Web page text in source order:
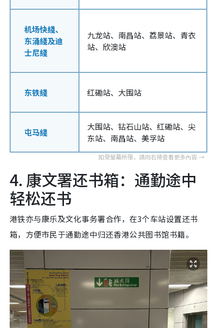
机场快綫、
东涌綫及迪
士尼綫
九龙站、南昌站、荔景站、青衣
站、欣澳站
东铁綫 红磡站、大围站
屯马綫
大围站、钻石山站、红磡站、尖
东站、南昌站、美孚站
4. 康文署还书箱：通勤途中
轻松还书
港铁亦与康乐及文化事务署合作，在3个车站设置还书
箱，方便市民于通勤途中归还香港公共图书馆书籍。